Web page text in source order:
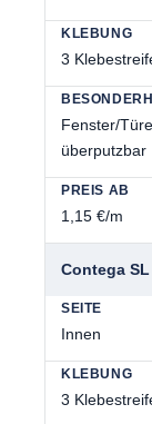
3
Fenster/
überputzbar
1,15 €/m
Contega SL
Innen
3